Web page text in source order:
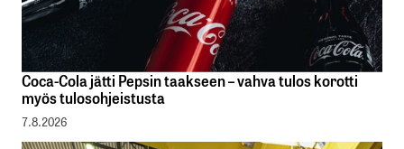
Coca-Cola jätti Pepsin taakseen – vahva tulos korotti
myös tulosohjeistusta
7.8.2026